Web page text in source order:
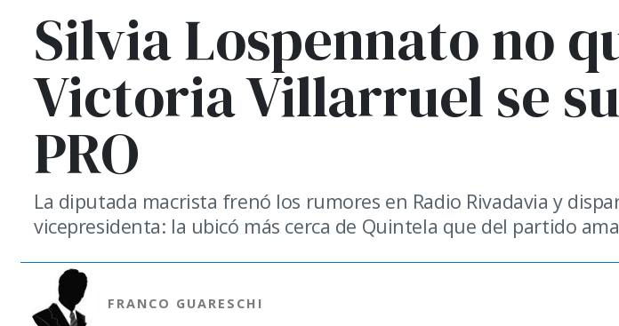
Silvia Lospennato no
Victoria Villarruel se
PRO
La diputada macrista frenó los rumores en Radio Rivadavia y
vicepresidenta: la ubicó más cerca de Quintela que del partido
FRANCO GUARESCHI